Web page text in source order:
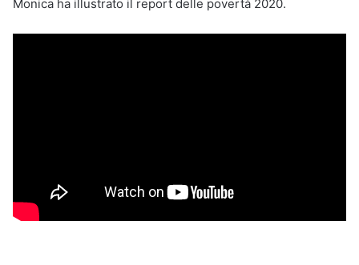
Monica ha illustrato il report delle povertà 2020.